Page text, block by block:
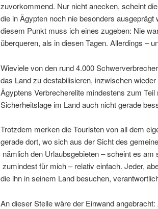
zuvorkommend. Nur nicht anecken, scheint
die in Ägypten noch nie besonders
diesem Punkt muss ich eines zugeben: Nie
überqueren, als in diesen Tagen. Allerdings –
Wieviele von den rund 4.000
das Land zu destabilisieren, inzwischen
Ägyptens Verbrecherelite mindestens zum
Sicherheitslage im Land auch nicht gerade
Trotzdem merken die Touristen von all dem
gerade dort, wo sich aus der Sicht des
nämlich den Urlaubsgebieten – scheint es
zumindest für mich – relativ einfach. Jeder,
die ihn in seinem Land besuchen,
An dieser Stelle wäre der Einwand